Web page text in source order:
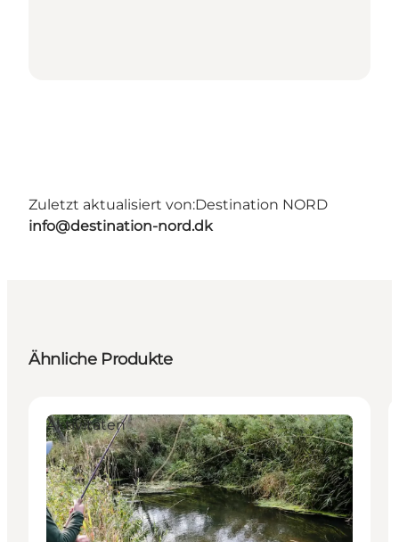
Zuletzt aktualisiert von:Destination NORD
info@destination-nord.dk
Ähnliche Produkte
Aktivitäten